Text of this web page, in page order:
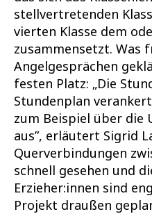
stellvertretenden
vierten Klasse dem
zusammensetzt. Was
Angelgesprächen
festen Platz: „Die
Stundenplan
zum Beispiel über die
aus”, erläutert Sigrid
Querverbindungen
schnell gesehen und
Erzieher:innen sind
Projekt draußen